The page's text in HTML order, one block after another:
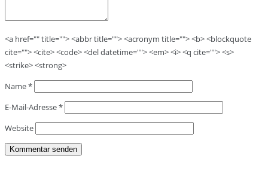
<a href="" title=""> <abbr title=""> <acronym title=""> <b> <blockquote
cite=""> <cite> <code> <del datetime=""> <em> <i> <q cite=""> <s>
<strike> <strong>
Name*
E-Mail-Adresse*
Website